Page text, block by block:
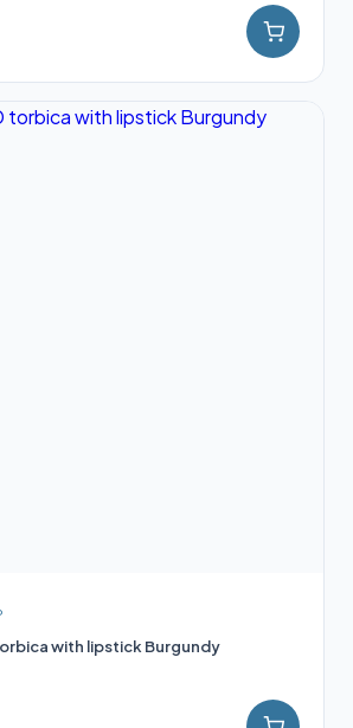
with lipstick Burgundy